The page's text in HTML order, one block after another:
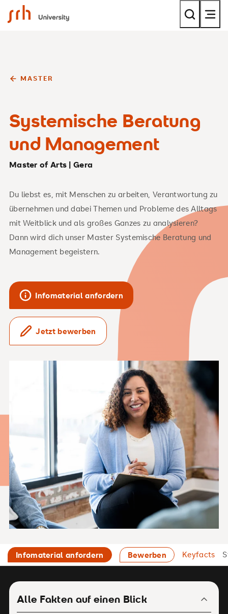
SRH University
MASTER
Systemische Beratung
und Management
Master of Arts | Gera
Du liebst es, mit Menschen zu arbeiten, Verantwortung zu
übernehmen und dabei Themen und Probleme des Alltags
mit Weitblick und als großes Ganzes zu analysieren?
Dann wird dich unser Master Systemische Beratung und
Management begeistern.
Infomaterial anfordern
Jetzt bewerben
Infomaterial anfordern Bewerben Keyfacts
Alle Fakten auf einen Blick